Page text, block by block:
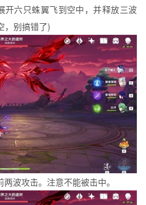
开六只蛛翼飞到空中，并释放三波
，别搞错了)
波攻击。注意不能被击中。